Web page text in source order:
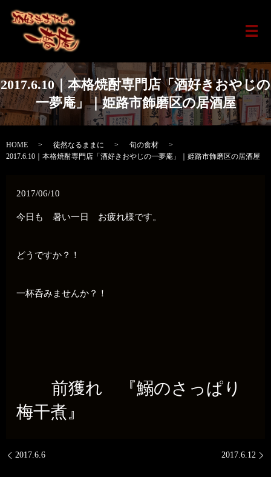
メ
2017.6.10｜本格焼酎専門店「酒好きおやじの
一夢庵」｜姫路市飾磨区の居酒屋
HOME 徒然なるままに
旬の食材
2017.6.10｜本格焼酎専門店「酒好きおやじの一夢庵」｜姫路市飾磨区の居酒屋
2017/06/10
今日も 暑い一日 お疲れ様です。
どうですか？！
一杯呑みませんか？！
前獲れ 『鰯のさっぱり
梅干煮』
2017.6.6 2017.6.12